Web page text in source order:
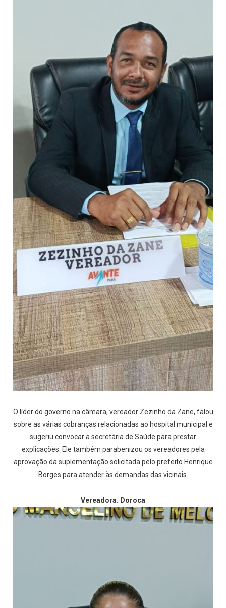
O líder do governo na câmara, vereador Zezinho da Zane, falou
sobre as várias cobranças relacionadas ao hospital municipal e
sugeriu convocar a secretária de Saúde para prestar
explicações. Ele também parabenizou os vereadores pela
aprovação da suplementação solicitada pelo prefeito Henrique
Borges para atender às demandas das vicinais.
Vereadora. Doroca